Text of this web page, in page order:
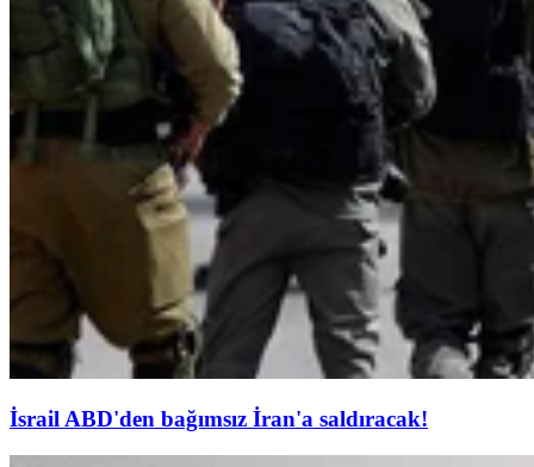
İsrail ABD'den bağımsız İran'a saldıracak!